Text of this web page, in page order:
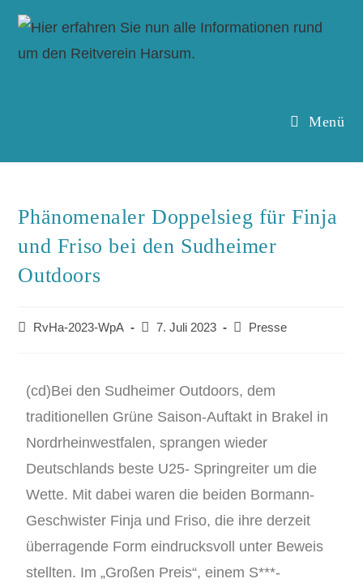
Menü
Phänomenaler Doppelsieg für Finja
und Friso bei den Sudheimer
Outdoors
RvHa-2023-WpA 7. Juli 2023 Presse
(cd)Bei den Sudheimer Outdoors, dem
traditionellen Grüne Saison-Auftakt in Brakel in
Nordrheinwestfalen, sprangen wieder
Deutschlands beste U25- Springreiter um die
Wette. Mit dabei waren die beiden Bormann-
Geschwister Finja und Friso, die ihre derzeit
überragende Form eindrucksvoll unter Beweis
stellten. Im „Großen Preis“, einem S***-